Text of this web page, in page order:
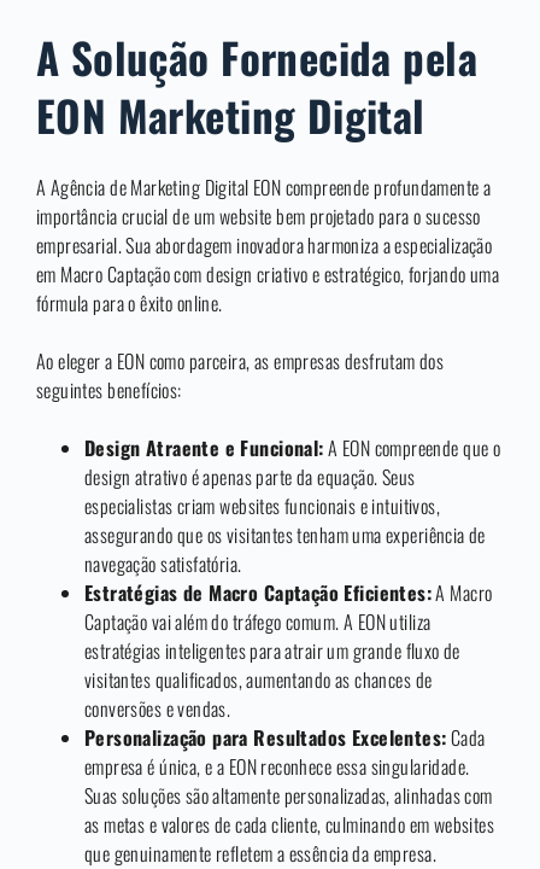
A Solução Fornecida pela
EON Marketing Digital
A Agência de Marketing Digital EON compreende profundamente a
importância crucial de um website bem projetado para o sucesso
empresarial. Sua abordagem inovadora harmoniza a especialização
em Macro Captação com design criativo e estratégico, forjando uma
fórmula para o êxito online.
Ao eleger a EON como parceira, as empresas desfrutam dos
seguintes benefícios:
Design Atraente e Funcional:A EON compreende que o
design atrativo é apenas parte da equação. Seus
especialistas criam websites funcionais e intuitivos,
assegurando que os visitantes tenham uma experiência de
navegação satisfatória.
Estratégias de Macro Captação Eficientes:A Macro
Captação vai além do tráfego comum. A EON utiliza
estratégias inteligentes para atrair um grande fluxo de
visitantes qualificados, aumentando as chances de
conversões e vendas.
Personalização para Resultados Excelentes:Cada
empresa é única, e a EON reconhece essa singularidade.
Suas soluções são altamente personalizadas, alinhadas com
as metas e valores de cada cliente, culminando em websites
que genuinamente refletem a essência da empresa.